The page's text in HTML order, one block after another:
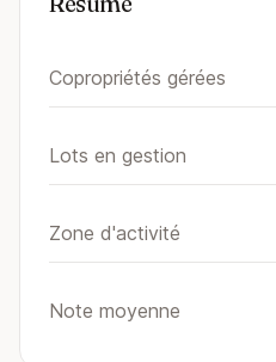
Copropriétés gérées
Lots en gestion
Zone d'activité
Note moyenne